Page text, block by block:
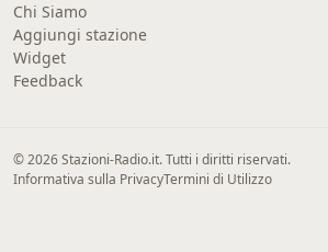
Chi Siamo
Aggiungi stazione
Widget
Feedback
© 2026 Stazioni-Radio.it. Tutti i diritti riservati.
Informativa sulla PrivacyTermini di Utilizzo